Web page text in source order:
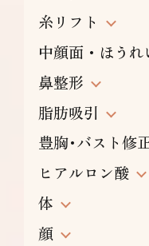
糸リフト
中顔面・ほうれ
鼻整形
脂肪吸引
豊胸･バスト修
ヒアルロン酸
体
顔